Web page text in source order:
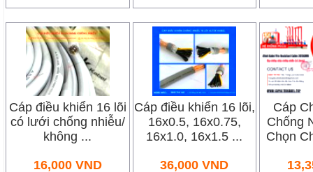
Cáp điều khiển 16 lõi
có lưới chống nhiễu/
không ...
16,000VND
Cáp điều khiển 16 lõi,
16x0.5, 16x0.75,
16x1.0, 16x1.5 ...
36,000 VND
Cáp
Chống
Chọn